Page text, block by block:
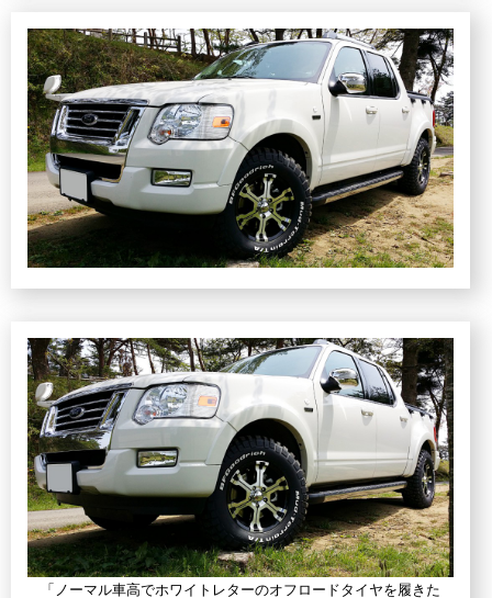
「ノーマル車高でホワイトレターのオフロードタイヤを履きた